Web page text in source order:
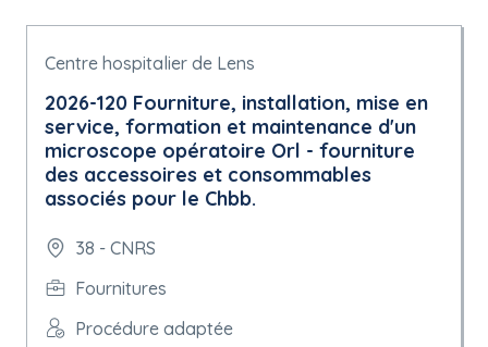
Centre hospitalier de Lens
2026-120 Fourniture, installation, mise en
service, formation et maintenance d'un
microscope opératoire Orl - fourniture
des accessoires et consommables
associés pour le Chbb.
38 - CNRS
Fournitures
Procédure adaptée